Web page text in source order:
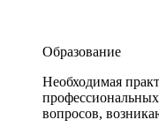
Образование
Необходимая
вопросов,